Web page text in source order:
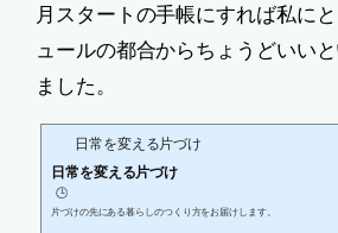
月スタートの手帳にすれば私に
ュールの都合からちょうどいい
ました。
日常を変える片づけ
日常を変える片づけ
🕒️
片づけの先にある暮らしのつくり方をお届けします。